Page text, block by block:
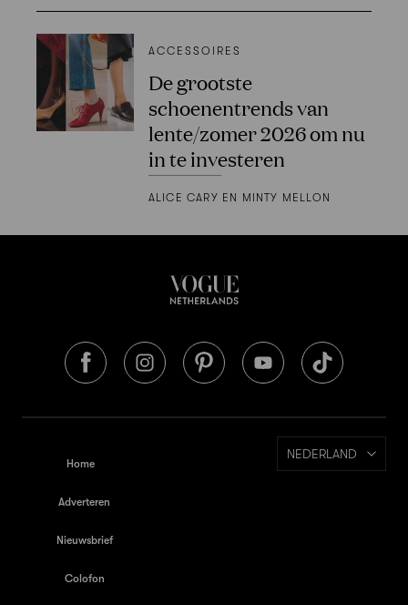
ACCESSOIRES
De grootste
schoenentrends van
lente/zomer 2026 om nu
in te investeren
ALICE CARY EN MINTY MELLON
Home
Adverteren
Nieuwsbrief
Colofon
NEDERLAND